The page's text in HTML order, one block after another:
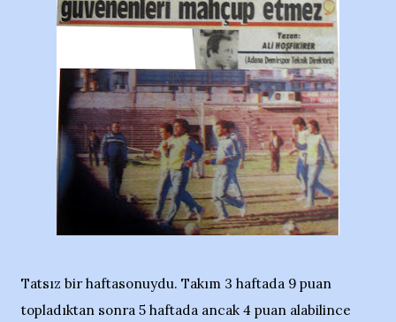
Tatsız bir haftasonuydu. Takım 3 haftada 9 puan
topladıktan sonra 5 haftada ancak 4 puan alabilince